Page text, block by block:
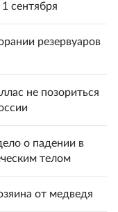
сентября
резервуаров
не позориться
о падении в
телом
от медведя